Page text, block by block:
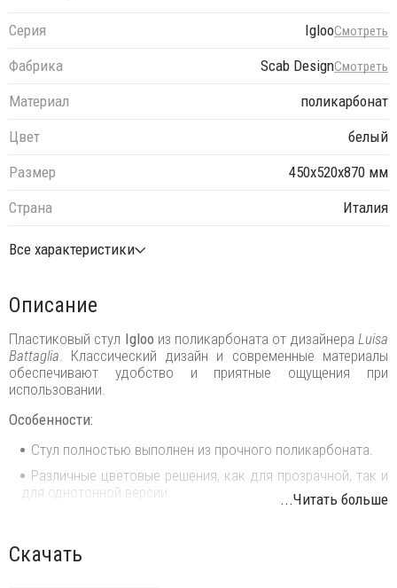
Серия IglooСмотреть
Фабрика Scab DesignСмотреть
Материал
поликарбонат
Цвет
белый
Размер
450х520х870 мм
Страна
Италия
Все характеристики
Описание
Пластиковый стул Igloo из поликарбоната от дизайнера Luisa
Battaglia . Классический дизайн и современные материалы
обеспечивают удобство и приятные ощущения при
использовании.
Особенности:
Стул полностью выполнен из прочного поликарбоната.
Различные цветовые решения, как для прозрачной, так и
для однотонной версии.
Данная модель предназначена для использования на
...Читать больше
Скачать